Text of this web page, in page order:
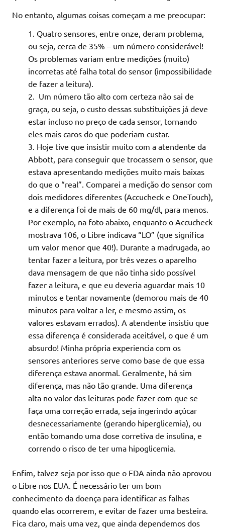
No entanto, algumas coisas começam a me preocupar:
Quatro sensores, entre onze, deram problema,
ou seja, cerca de 35% – um número considerável!
Os problemas variam entre medições (muito)
incorretas até falha total do sensor (impossibilidade
de fazer a leitura).
Um número tão alto com certeza não sai de
graça, ou seja, o custo dessas substituições já deve
estar incluso no preço de cada sensor, tornando
eles mais caros do que poderiam custar.
Hoje tive que insistir muito com a atendente da
Abbott, para conseguir que trocassem o sensor, que
estava apresentando medições muito mais baixas
do que o “real”. Comparei a medição do sensor com
dois medidores diferentes (Accucheck e OneTouch),
e a diferença foi de mais de 60 mg/dl, para menos.
Por exemplo, na foto abaixo, enquanto o Accucheck
mostrava 106, o Libre indicava “LO” (que significa
um valor menor que 40!). Durante a madrugada, ao
tentar fazer a leitura, por três vezes o aparelho
dava mensagem de que não tinha sido possível
fazer a leitura, e que eu deveria aguardar mais 10
minutos e tentar novamente (demorou mais de 40
minutos para voltar a ler, e mesmo assim, os
valores estavam errados). A atendente insistiu que
essa diferença é considerada aceitável, o que é um
absurdo! Minha própria experiencia com os
sensores anteriores serve como base de que essa
diferença estava anormal. Geralmente, há sim
diferença, mas não tão grande. Uma diferença
alta no valor das leituras pode fazer com que se
faça uma correção errada, seja ingerindo açúcar
desnecessariamente (gerando hiperglicemia), ou
então tomando uma dose corretiva de insulina, e
correndo o risco de ter uma hipoglicemia.
Enfim, talvez seja por isso que o FDA ainda não aprovou
o Libre nos EUA. É necessário ter um bom
conhecimento da doença para identificar as falhas
quando elas ocorrerem, e evitar de fazer uma besteira.
Fica claro, mais uma vez, que ainda dependemos dos